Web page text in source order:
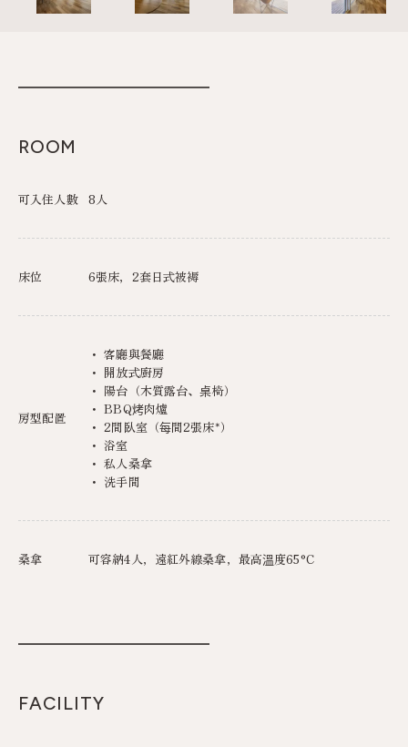
ROOM
可入住人數 8人
床位 6張床，2套日式被褥
房型配置
・ 客廳與餐廳
・ 開放式廚房
・ 陽台（木質露台、桌椅）
・ BBQ烤肉爐
・ 2間臥室（每間2張床*）
・ 浴室
・ 私人桑拿
・ 洗手間
桑拿 可容納4人，遠紅外線桑拿，最高溫度65°C
FACILITY